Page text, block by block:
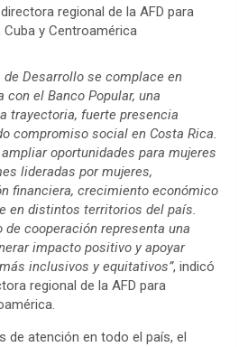
regional de la AFD para
Cuba y Centroamérica
de Desarrollo se complace en
el Banco Popular, una
trayectoria, fuerte presencia
compromiso social en Costa Rica.
oportunidades para mujeres
lideradas por mujeres,
financiera, crecimiento económico
en distintos territorios del país.
cooperación representa una
impacto positivo y apoyar
inclusivos y equitativos”, indicó
regional de la AFD para
de atención en todo el país, el